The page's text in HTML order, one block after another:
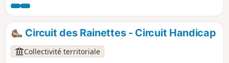
maisons charentaises cossues, témoignage
de l'opulence économique liée au produit
local, sa vocation principale. L'entrée des
propriétés est marquée par un porche ou
portail : on en compte pas moins de
cinquante ! Ils sont uniques et
Circuit des Rainettes - Circuit Handicap
Collectivité territoriale